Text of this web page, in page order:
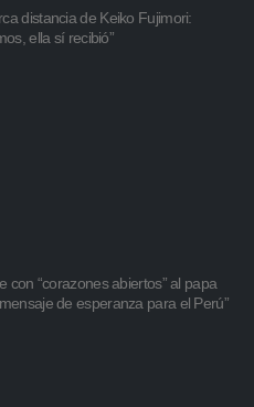
distancia de Keiko Fujimori:
ella sí recibió”
con “corazones abiertos” al papa
de esperanza para el Perú”